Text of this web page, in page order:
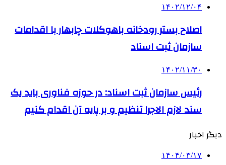
۱۴۰۲/۱۲/۰۴
اصلاح بستر رودخانه باهوکلات چابهار با اقدامات
سازمان ثبت اسناد
۱۴۰۲/۱۱/۳۰
رئیس سازمان ثبت اسناد: در حوزه فناوری باید یک
سند لازم الاجرا تنظیم و بر پایه آن اقدام کنیم
دیگر اخبار
۱۴۰۴/۰۳/۱۷